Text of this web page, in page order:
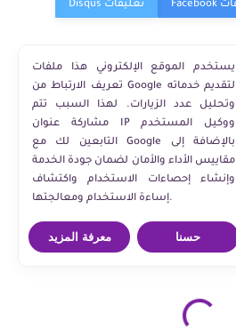
يستخدم الموقع الإلكتروني هذا ملفات
تعريف الارتباط من Google لتقديم خدماته
وتحليل عدد الزيارات. لهذا السبب تتم
مشاركة عنوان IP ووكيل المستخدم
التابعين لك مع Google بالإضافة إلى
مقاييس الأداء والأمان لضمان جودة الخدمة
وإنشاء إحصاءات الاستخدام واكتشاف
إساءة الاستخدام ومعالجتها.
معرفة المزيد حسنا